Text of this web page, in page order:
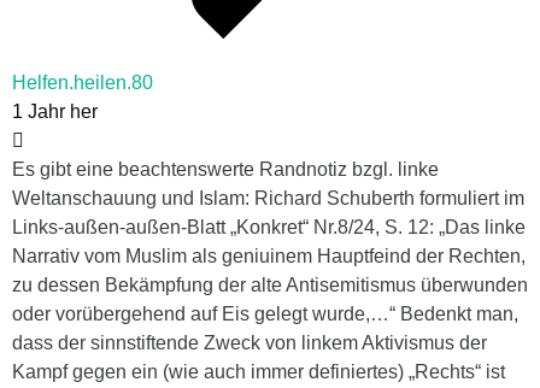
Helfen.heilen.80
1 Jahr her
Es gibt eine beachtenswerte Randnotiz bzgl. linke
Weltanschauung und Islam: Richard Schuberth formuliert im
Links-außen-außen-Blatt „Konkret“ Nr.8/24, S. 12: „Das linke
Narrativ vom Muslim als geniuinem Hauptfeind der Rechten,
zu dessen Bekämpfung der alte Antisemitismus überwunden
oder vorübergehend auf Eis gelegt wurde,…“ Bedenkt man,
dass der sinnstiftende Zweck von linkem Aktivismus der
Kampf gegen ein (wie auch immer definiertes) „Rechts“ ist